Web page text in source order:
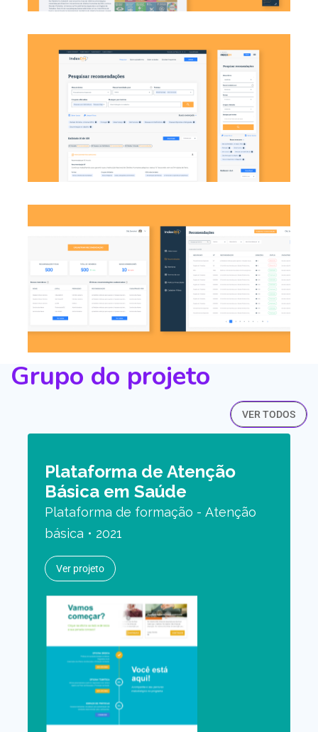
Grupo do projeto
VER TODOS
Plataforma de Atenção
Básica em Saúde
Plataforma de formação - Atenção
básica • 2021
Ver projeto